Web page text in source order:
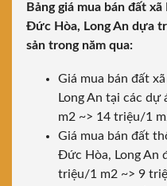
Bảng giá mua bán đất
Đức Hòa, Long An dựa
sản trong năm qua:
Giá mua bán đất
Long An tại các dự
m2 ~> 14 triệu/1
Giá mua bán đất
Đức Hòa, Long An
triệu/1 m2 ~> 9